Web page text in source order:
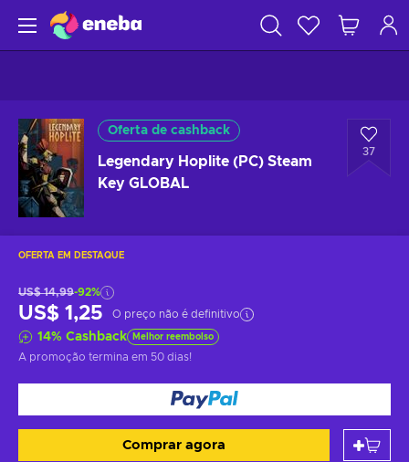
Oferta de cashback
Legendary Hoplite (PC) Steam
Key GLOBAL
37
OFERTA EM DESTAQUE
US$ 14,99-92%
US$ 1,25 O preço não é definitivo
14% Cashback Melhor reembolso
A promoção termina em 50 dias!
Comprar agora